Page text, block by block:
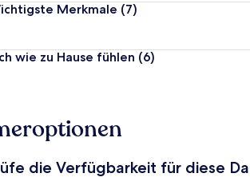
Merkmale (7)
wie zu Hause fühlen (6)
die Verfügbarkeit für diese